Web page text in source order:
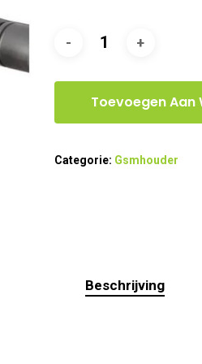
Toevoegen Aan
Categorie: Gsmhouder
Beschrijving